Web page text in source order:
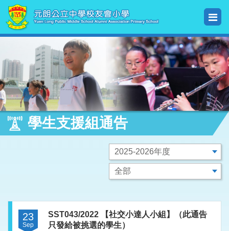
學生支援組通告
23
Sep
SST043/2022 【社交小達人小組】（此通告
只發給被挑選的學生）